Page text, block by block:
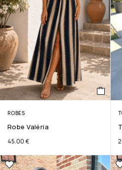
ROBES
Robe Valéria
45.00 €